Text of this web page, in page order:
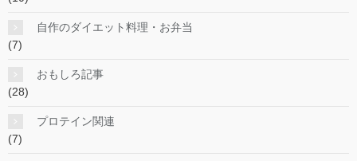
自作のダイエット料理・お弁当
(7)
おもしろ記事
(28)
プロテイン関連
(7)